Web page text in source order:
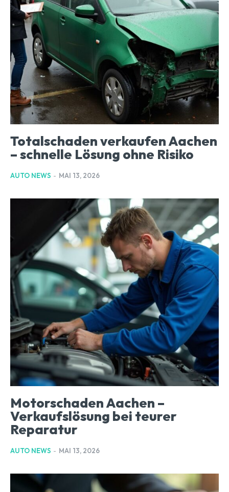
Totalschaden verkaufen Aachen
– schnelle Lösung ohne Risiko
AUTO NEWS - MAI 13, 2026
Motorschaden Aachen –
Verkaufslösung bei teurer
Reparatur
AUTO NEWS - MAI 13, 2026